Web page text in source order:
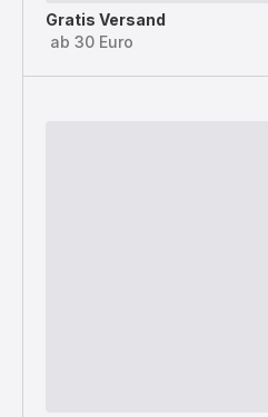
Gratis Versand
ab 30 Euro